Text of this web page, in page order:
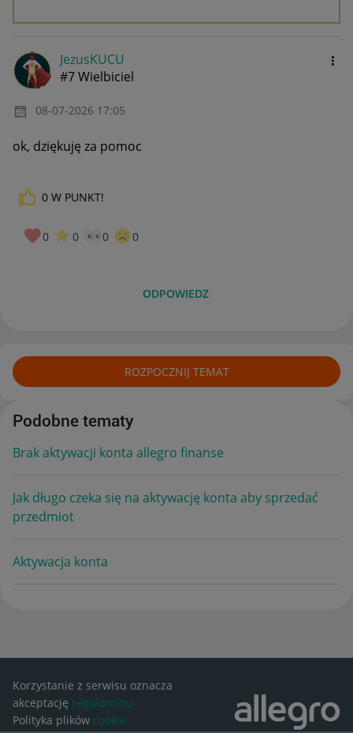
JezusKUCU
#7 Wielbiciel
‎08-07-2026 17:05
ok, dziękuję za pomoc
0 W PUNKT!
0 0 0 0
ODPOWIEDZ
ROZPOCZNIJ TEMAT
Podobne tematy
Brak aktywacji konta allegro finanse
Jak długo czeka się na aktywację konta aby sprzedać
przedmiot
Aktywacja konta
Korzystanie z serwisu oznacza
akceptację regulaminu
Polityka plików cookie